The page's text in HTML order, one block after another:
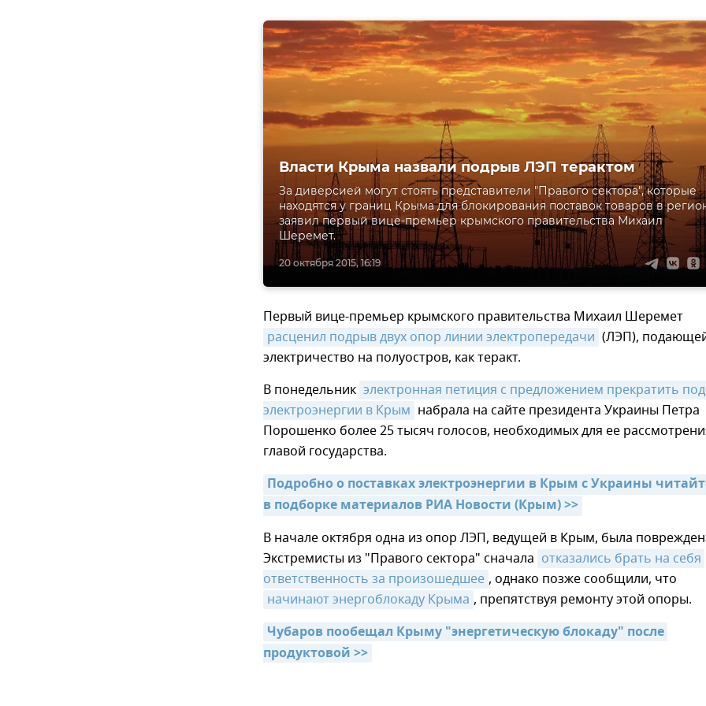
20 октября 2015, 16:19
Власти Крыма назвали подрыв ЛЭП терактом
За диверсией могут стоять представители "Правого сектора", которые
находятся у границ Крыма для блокирования поставок товаров в
заявил первый вице-премьер крымского правительства Михаил
Шеремет.
Первый вице-премьер крымского правительства Михаил Шеремет
расценил подрыв двух опор линии электропередачи (ЛЭП),
электричество на полуостров, как теракт.
В понедельник электронная петиция с предложением прекратить
электроэнергии в Крым набрала на сайте президента Украины Петра
Порошенко более 25 тысяч голосов, необходимых для ее
главой государства.
Подробно о поставках электроэнергии в Крым с Украины
в подборке материалов РИА Новости (Крым) >>
В начале октября одна из опор ЛЭП, ведущей в Крым, была
Экстремисты из "Правого сектора" сначала отказались брать на себя
ответственность за произошедшее , однако позже сообщили, что
начинают энергоблокаду Крыма , препятствуя ремонту этой опоры.
Чубаров пообещал Крыму "энергетическую блокаду" после
продуктовой >>